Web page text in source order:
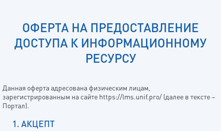
ОФЕРТА НА ПРЕДОСТАВЛЕНИЕ
ДОСТУПА К ИНФОРМАЦИОННОМУ
РЕСУРСУ
Данная оферта адресована физическим лицам,
зарегистрированным на сайте https://lms.unif.pro/ (далее в тексте –
Портал).
1. АКЦЕПТ